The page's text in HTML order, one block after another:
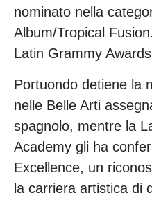
nominato nella
Album/Tropical
Latin Grammy
Portuondo detiene la
nelle Belle Arti
spagnolo, mentre la
Academy gli ha
Excellence, un
la carriera artistica di